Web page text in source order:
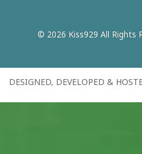
© 2026 Kiss929 All Rights
DESIGNED, DEVELOPED &